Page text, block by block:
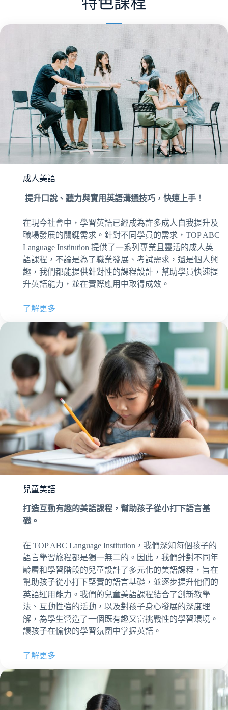
成人美語
提升口說、聽力與實用英語溝通技巧，快速上手 ！
在現今社會中，學習英語已經成為許多成人自我提升及
職場發展的關鍵需求。針對不同學員的需求，TOP ABC
Language Institution 提供了一系列專業且靈活的成人英
語課程，不論是為了職業發展、考試需求，還是個人興
趣，我們都能提供針對性的課程設計，幫助學員快速提
升英語能力，並在實際應用中取得成效。
了解更多
兒童美語
打造互動有趣的美語課程，幫助孩子從小打下語言基
礎。
在 TOP ABC Language Institution，我們深知每個孩子的
語言學習旅程都是獨一無二的。因此，我們針對不同年
齡層和學習階段的兒童設計了多元化的美語課程，旨在
幫助孩子從小打下堅實的語言基礎，並逐步提升他們的
英語運用能力。我們的兒童美語課程結合了創新教學
法、互動性強的活動，以及對孩子身心發展的深度理
解，為學生營造了一個既有趣又富挑戰性的學習環境。
讓孩子在愉快的學習氛圍中掌握英語。
了解更多